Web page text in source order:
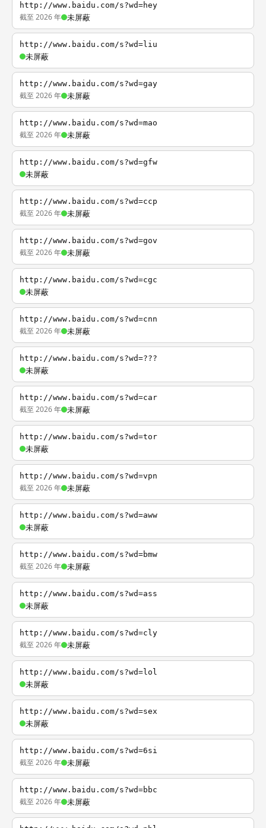
http://www.baidu.com/s?wd=hey
截至 2026 年 未屏蔽
http://www.baidu.com/s?wd=liu
未屏蔽
http://www.baidu.com/s?wd=gay
截至 2026 年 未屏蔽
http://www.baidu.com/s?wd=mao
截至 2026 年 未屏蔽
http://www.baidu.com/s?wd=gfw
未屏蔽
http://www.baidu.com/s?wd=ccp
截至 2026 年 未屏蔽
http://www.baidu.com/s?wd=gov
截至 2026 年 未屏蔽
http://www.baidu.com/s?wd=cgc
未屏蔽
http://www.baidu.com/s?wd=cnn
截至 2026 年 未屏蔽
http://www.baidu.com/s?wd=???
未屏蔽
http://www.baidu.com/s?wd=car
截至 2026 年 未屏蔽
http://www.baidu.com/s?wd=tor
未屏蔽
http://www.baidu.com/s?wd=vpn
截至 2026 年 未屏蔽
http://www.baidu.com/s?wd=aww
未屏蔽
http://www.baidu.com/s?wd=bmw
截至 2026 年 未屏蔽
http://www.baidu.com/s?wd=ass
未屏蔽
http://www.baidu.com/s?wd=cly
截至 2026 年 未屏蔽
http://www.baidu.com/s?wd=lol
未屏蔽
http://www.baidu.com/s?wd=sex
未屏蔽
http://www.baidu.com/s?wd=6si
截至 2026 年 未屏蔽
http://www.baidu.com/s?wd=bbc
截至 2026 年 未屏蔽